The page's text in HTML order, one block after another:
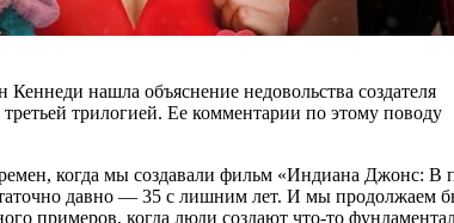
нашла объяснение недовольства создателя
трилогией. Ее комментарии по этому поводу
когда мы создавали фильм «Индиана Джонс: В
давно — 35 с лишним лет. И мы продолжаем
примеров, когда люди создают что-то